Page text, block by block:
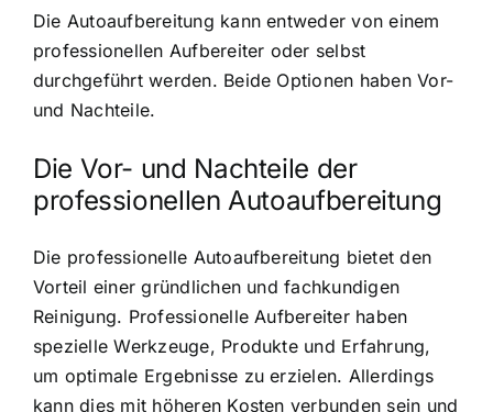
Die Autoaufbereitung kann entweder von einem
professionellen Aufbereiter oder selbst
durchgeführt werden. Beide Optionen haben Vor-
und Nachteile.
Die Vor- und Nachteile der
professionellen Autoaufbereitung
Die professionelle Autoaufbereitung bietet den
Vorteil einer gründlichen und fachkundigen
Reinigung. Professionelle Aufbereiter haben
spezielle Werkzeuge, Produkte und Erfahrung,
um optimale Ergebnisse zu erzielen. Allerdings
kann dies mit höheren Kosten verbunden sein und